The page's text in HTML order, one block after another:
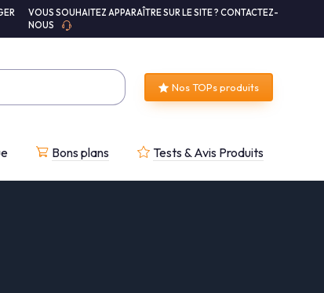
VOUS SOUHAITEZ APPARAÎTRE SUR LE SITE ? CONTACTEZ-
NOUS
Nos TOPs produits
Bons plans Tests & Avis Produits